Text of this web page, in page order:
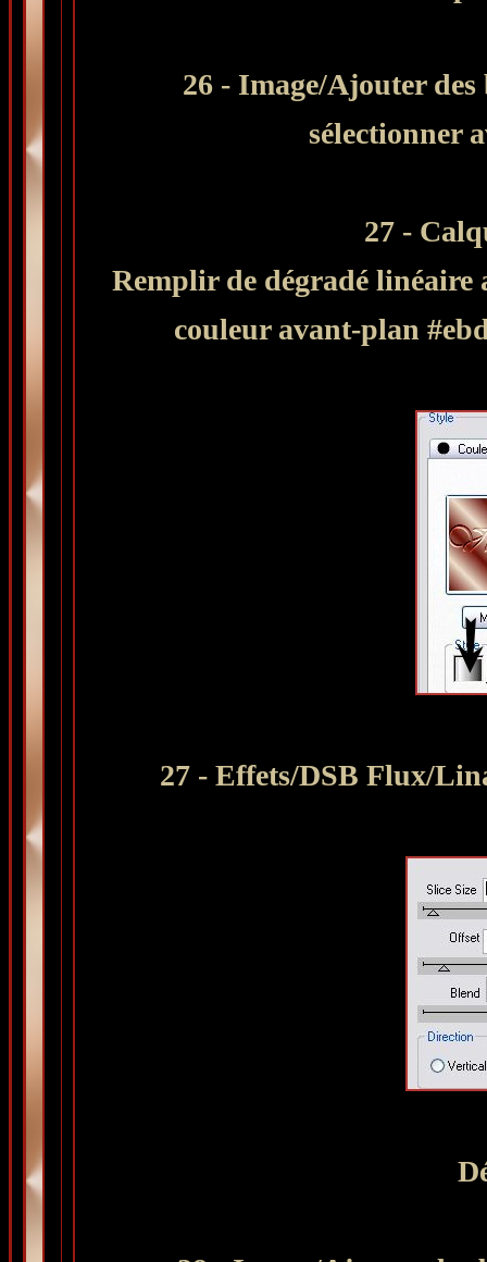
26 - Image/Ajouter
sélectionner
27 -
Remplir de dégradé linéaire
couleur avant-plan
27 - Effets/DSB Flux/